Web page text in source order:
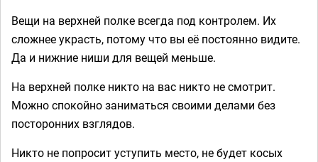
Вещи на верхней полке всегда под контролем. Их
сложнее украсть, потому что вы её постоянно видите.
Да и нижние ниши для вещей меньше.
На верхней полке никто на вас никто не смотрит.
Можно спокойно заниматься своими делами без
посторонних взглядов.
Никто не попросит уступить место, не будет косых